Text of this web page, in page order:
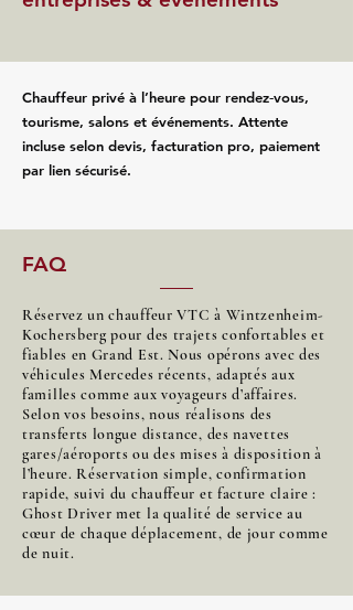
Chauffeur privé à l’heure pour rendez‑vous,
tourisme, salons et événements. Attente
incluse selon devis, facturation pro, paiement
par lien sécurisé.
FAQ
Réservez un chauffeur VTC à Wintzenheim-
Kochersberg pour des trajets confortables et
fiables en Grand Est. Nous opérons avec des
véhicules Mercedes récents, adaptés aux
familles comme aux voyageurs d’affaires.
Selon vos besoins, nous réalisons des
transferts longue distance, des navettes
gares/aéroports ou des mises à disposition à
l’heure. Réservation simple, confirmation
rapide, suivi du chauffeur et facture claire :
Ghost Driver met la qualité de service au
cœur de chaque déplacement, de jour comme
de nuit.